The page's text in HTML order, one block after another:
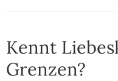
Kennt
Grenzen?